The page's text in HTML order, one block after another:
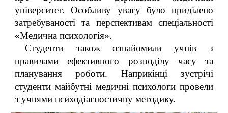
університет. Особливу увагу було приділено
затребуваності та перспективам спеціальності
«Медична психологія».
Студенти також ознайомили учнів з
правилами ефективного розподілу часу та
планування роботи. Наприкінці зустрічі
студенти майбутні медичні психологи провели
з учнями психодіагностичну методику.